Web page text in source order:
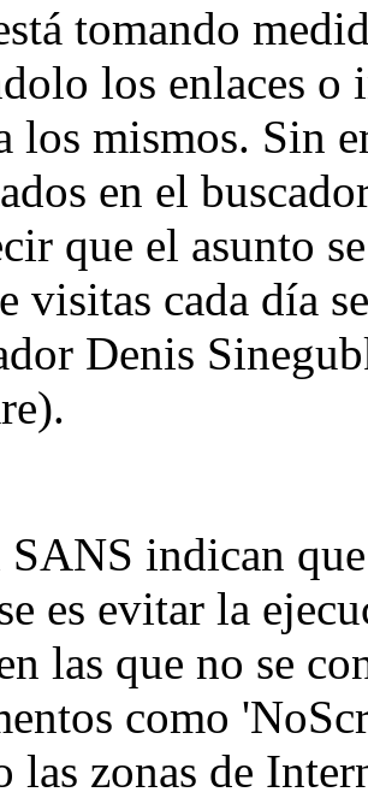
tomando
los enlaces
los mismos. Sin
en el
que el asunto
visitas cada día
Denis
SANS indican
es evitar la
las que no se
como
las zonas de